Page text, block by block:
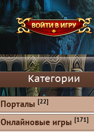
Категории
Порталы [22]
Онлайновые игры [171]